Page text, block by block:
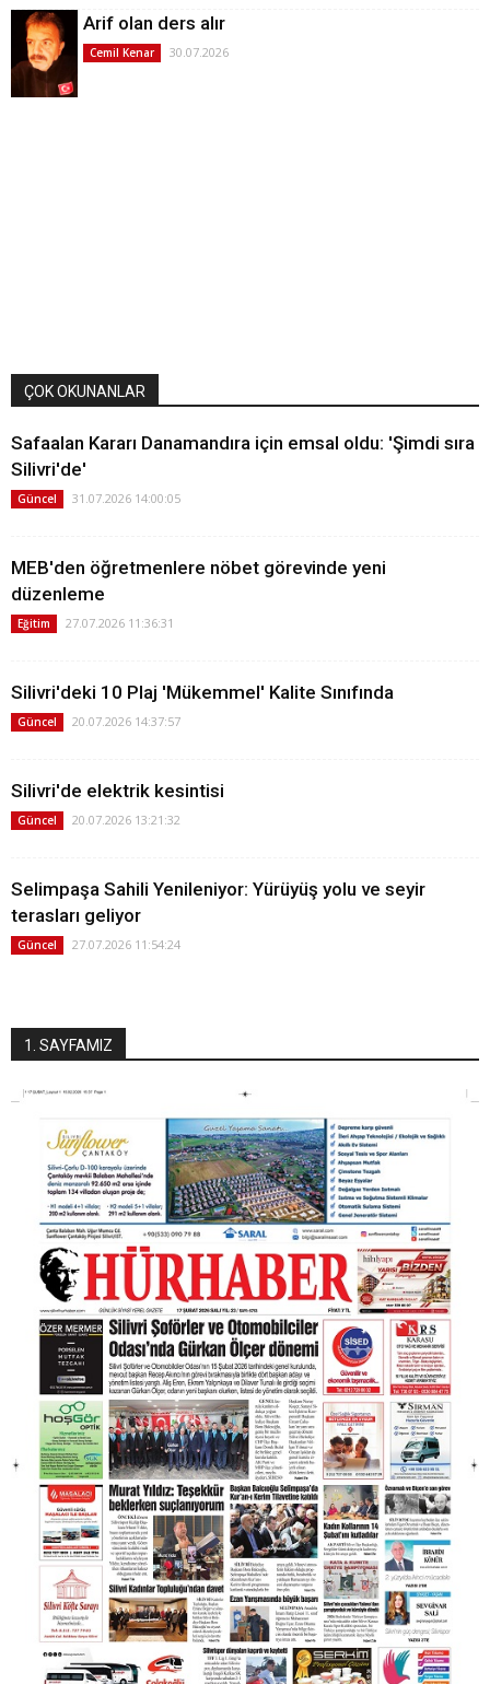
Arif olan ders alır
Cemil Kenar 30.07.2026
ÇOK OKUNANLAR
Safaalan Kararı Danamandıra için emsal oldu: 'Şimdi sıra
Silivri'de'
Güncel 31.07.2026 14:00:05
MEB'den öğretmenlere nöbet görevinde yeni
düzenleme
Eğitim 27.07.2026 11:36:31
Silivri'deki 10 Plaj 'Mükemmel' Kalite Sınıfında
Güncel 20.07.2026 14:37:57
Silivri'de elektrik kesintisi
Güncel 20.07.2026 13:21:32
Selimpaşa Sahili Yenileniyor: Yürüyüş yolu ve seyir
terasları geliyor
Güncel 27.07.2026 11:54:24
1. SAYFAMIZ